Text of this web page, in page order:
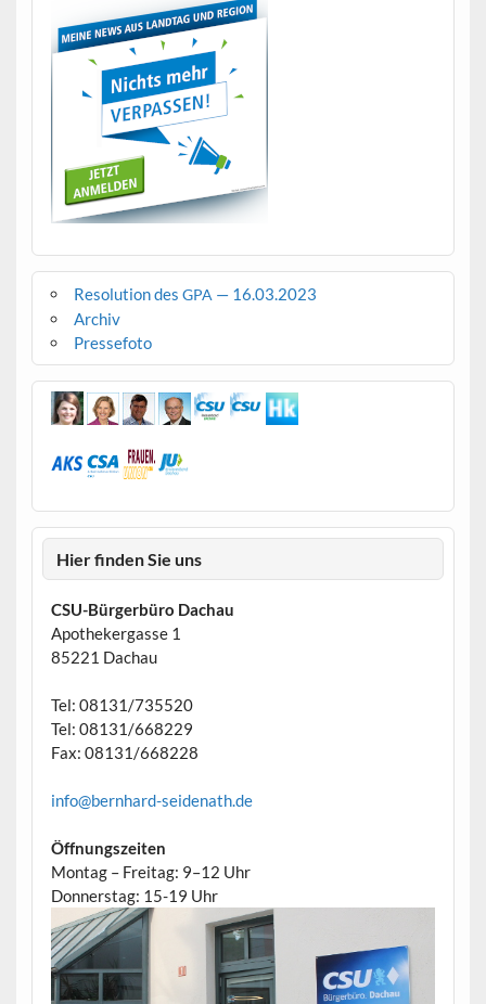
Resolution des GPA — 16.03.2023
Archiv
Pressefoto
Hier finden Sie uns
CSU-Bürgerbüro Dachau
Apothekergasse 1
85221 Dachau
Tel: 08131/735520
Tel: 08131/668229
Fax: 08131/668228
info@bernhard-seidenath.de
Öffnungszeiten
Montag – Freitag: 9–12 Uhr
Donnerstag: 15-19 Uhr